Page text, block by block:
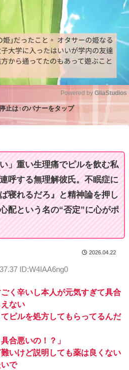
u
Powered by GliaStudios
止は↑のバナーをタップ
」重い生理痛でピルを飲む私
呼する無理解彼氏。不眠症に
寝れるだろ』と精神論を押し
配という名の“否定”に心がポ
2026.04.22
ID:W4IAA6ng0
く辛いし本人が元気すぎて具合
ない
ピルを処方してもらってるんだ
合悪いの！？」
いけど説明しても薬は良くない
で